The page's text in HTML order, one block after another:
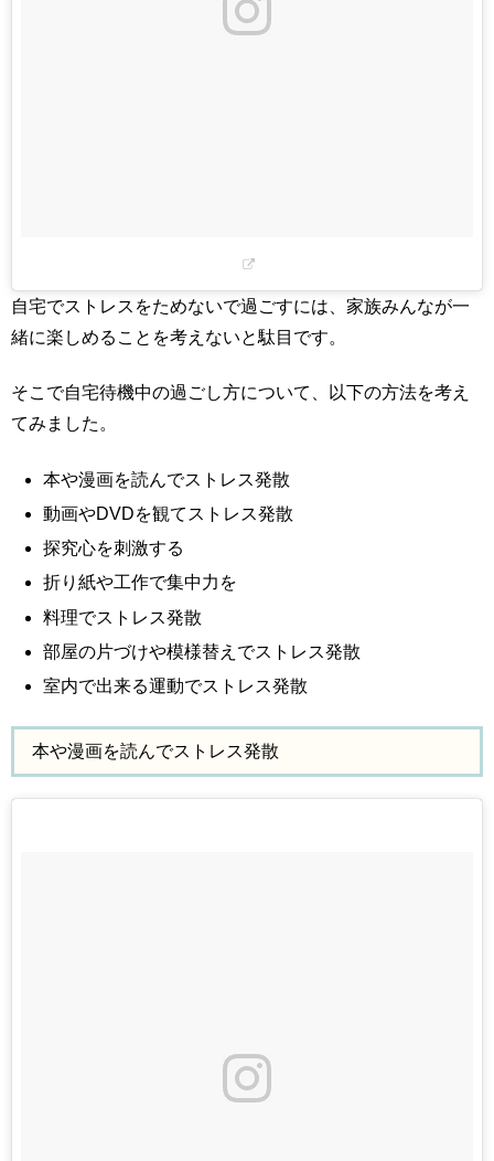
自宅でストレスをためないで過ごすには、家族みんなが一
緒に楽しめることを考えないと駄目です。
そこで自宅待機中の過ごし方について、以下の方法を考え
てみました。
本や漫画を読んでストレス発散
動画やDVDを観てストレス発散
探究心を刺激する
折り紙や工作で集中力を
料理でストレス発散
部屋の片づけや模様替えでストレス発散
室内で出来る運動でストレス発散
本や漫画を読んでストレス発散